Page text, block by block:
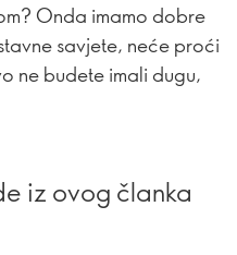
Onda imamo dobre
savjete, neće proći
ne budete imali dugu,
iz ovog članka